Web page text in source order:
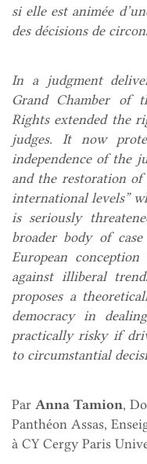
si elle est animée
des décisions de
In a judgment
Grand Chamber of
Rights extended the
judges. It now
independence of the
and the restoration of
international levels”
is seriously
broader body of
European
against illiberal
proposes a
democracy in
practically risky if
to circumstantial
Par Anna Tamion,
Panthéon Assas,
à CY Cergy Paris